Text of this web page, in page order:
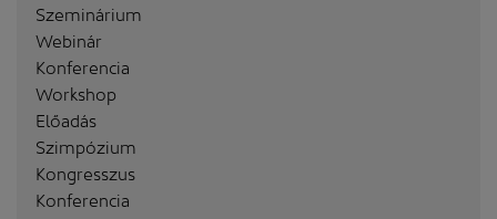
Szeminárium
Webinár
Konferencia
Workshop
Előadás
Szimpózium
Kongresszus
Konferencia